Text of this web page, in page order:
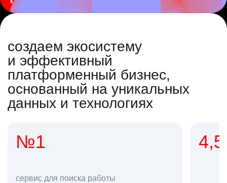
создаем экосистему
и эффективный
платформенный бизнес,
основанный на уникальных
данных и технологиях
№1
сервис для поиска работы
4,5